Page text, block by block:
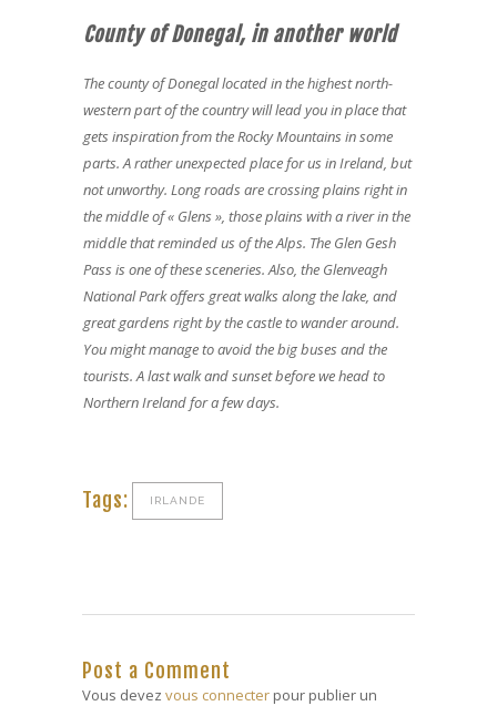
County of Donegal, in another world
The county of Donegal located in the highest north-
western part of the country will lead you in place that
gets inspiration from the Rocky Mountains in some
parts. A rather unexpected place for us in Ireland, but
not unworthy. Long roads are crossing plains right in
the middle of « Glens », those plains with a river in the
middle that reminded us of the Alps. The Glen Gesh
Pass is one of these sceneries. Also, the Glenveagh
National Park offers great walks along the lake, and
great gardens right by the castle to wander around.
You might manage to avoid the big buses and the
tourists. A last walk and sunset before we head to
Northern Ireland for a few days.
Tags: IRLANDE
Post a Comment
Vous devez vous connecter pour publier un